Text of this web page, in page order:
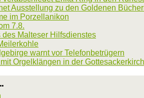
Ausstellung zu den Goldenen
im Porzellanikon
7.8.
des Malteser Hilfsdienstes
warnt vor Telefonbetrügern
Orgelklängen in der